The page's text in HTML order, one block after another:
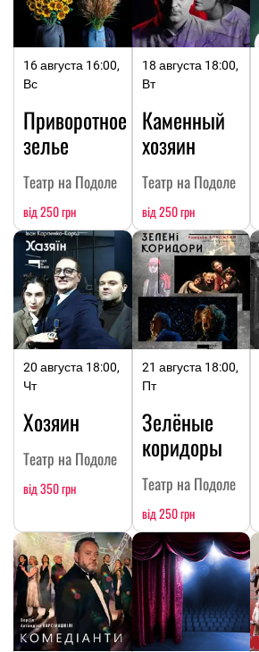
16 августа 16:00,
Вс
Приворотное
зелье
Театр на Подоле
від 250 грн
18 августа 18:00,
Вт
Каменный
хозяин
Театр на Подоле
від 250 грн
20 августа 18:00,
Чт
Хозяин
Театр на Подоле
від 350 грн
21 августа 18:00,
Пт
Зелёные
коридоры
Театр на Подоле
від 250 грн